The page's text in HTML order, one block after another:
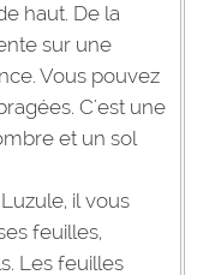
haut. De la
sur une
Vous pouvez
C'est une
et un sol
il vous
feuilles,
Les feuilles